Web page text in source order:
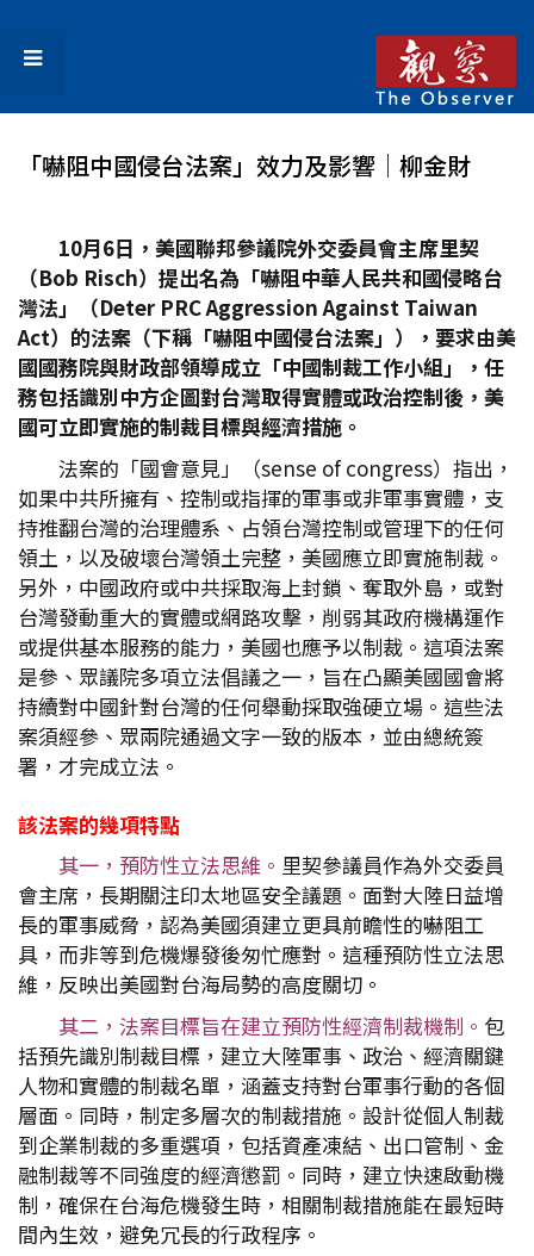
「嚇阻中國侵台法案」效力及影響│柳金財
10月6日，美國聯邦參議院外交委員會主席里契
（Bob Risch）提出名為「嚇阻中華人民共和國侵略台
灣法」（Deter PRC Aggression Against Taiwan
Act）的法案（下稱「嚇阻中國侵台法案」），要求由美
國國務院與財政部領導成立「中國制裁工作小組」，任
務包括識別中方企圖對台灣取得實體或政治控制後，美
國可立即實施的制裁目標與經濟措施。
法案的「國會意見」（sense of congress）指出，
如果中共所擁有、控制或指揮的軍事或非軍事實體，支
持推翻台灣的治理體系、占領台灣控制或管理下的任何
領土，以及破壞台灣領土完整，美國應立即實施制裁。
另外，中國政府或中共採取海上封鎖、奪取外島，或對
台灣發動重大的實體或網路攻擊，削弱其政府機構運作
或提供基本服務的能力，美國也應予以制裁。這項法案
是參、眾議院多項立法倡議之一，旨在凸顯美國國會將
持續對中國針對台灣的任何舉動採取強硬立場。這些法
案須經參、眾兩院通過文字一致的版本，並由總統簽
署，才完成立法。
該法案的幾項特點
其一，預防性立法思維。 里契參議員作為外交委員
會主席，長期關注印太地區安全議題。面對大陸日益增
長的軍事威脅，認為美國須建立更具前瞻性的嚇阻工
具，而非等到危機爆發後匆忙應對。這種預防性立法思
維，反映出美國對台海局勢的高度關切。
其二，法案目標旨在建立預防性經濟制裁機制。 包
括預先識別制裁目標，建立大陸軍事、政治、經濟關鍵
人物和實體的制裁名單，涵蓋支持對台軍事行動的各個
層面。同時，制定多層次的制裁措施。設計從個人制裁
到企業制裁的多重選項，包括資產凍結、出口管制、金
融制裁等不同強度的經濟懲罰。同時，建立快速啟動機
制，確保在台海危機發生時，相關制裁措施能在最短時
間內生效，避免冗長的行政程序。